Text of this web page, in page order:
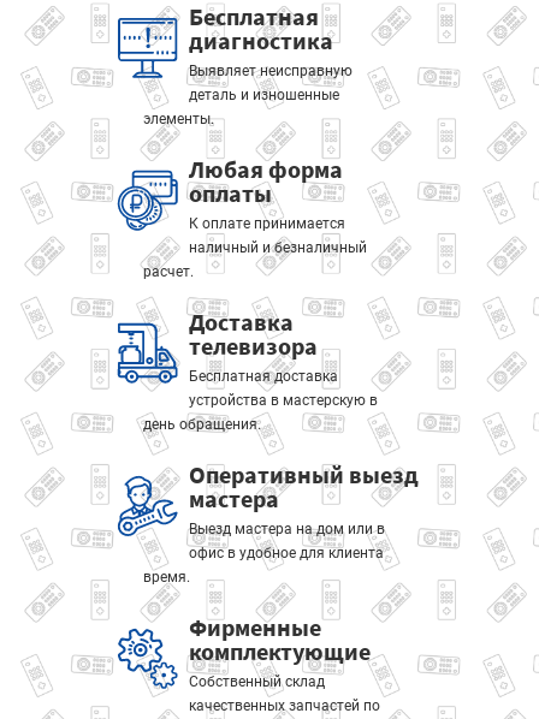
Бесплатная
диагностика
Выявляет неисправную
деталь и изношенные
элементы.
Любая форма
оплаты
К оплате принимается
наличный и безналичный
расчет.
Доставка
телевизора
Бесплатная доставка
устройства в мастерскую в
день обращения.
Оперативный выезд
мастера
Выезд мастера на дом или в
офис в удобное для клиента
время.
Фирменные
комплектующие
Собственный склад
качественных запчастей по